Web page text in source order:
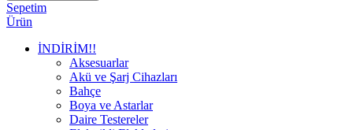
Sepetim
Ürün
İNDİRİM!!
Aksesuarlar
Akü ve Şarj Cihazları
Bahçe
Boya ve Astarlar
Daire Testereler